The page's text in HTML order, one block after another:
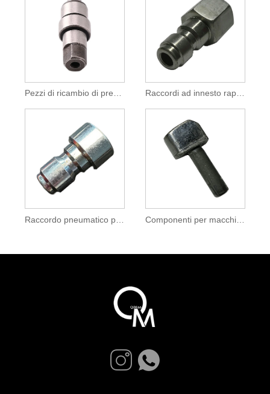
Raccordo pneumatico per tubo dell'aria con presa maschio a connessione rapida